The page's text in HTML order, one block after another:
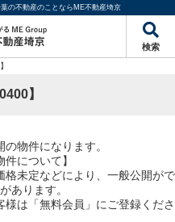
の不動産のことならME不動産埼京
検索
】
物件になります。
件について】
格未定などにより、一般公開がで
あります。
は「無料会員」にご登録くださ